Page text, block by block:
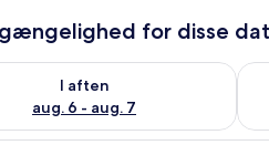
for disse
I aften
aug. 6 - aug. 7
for i aften aug. 6 -